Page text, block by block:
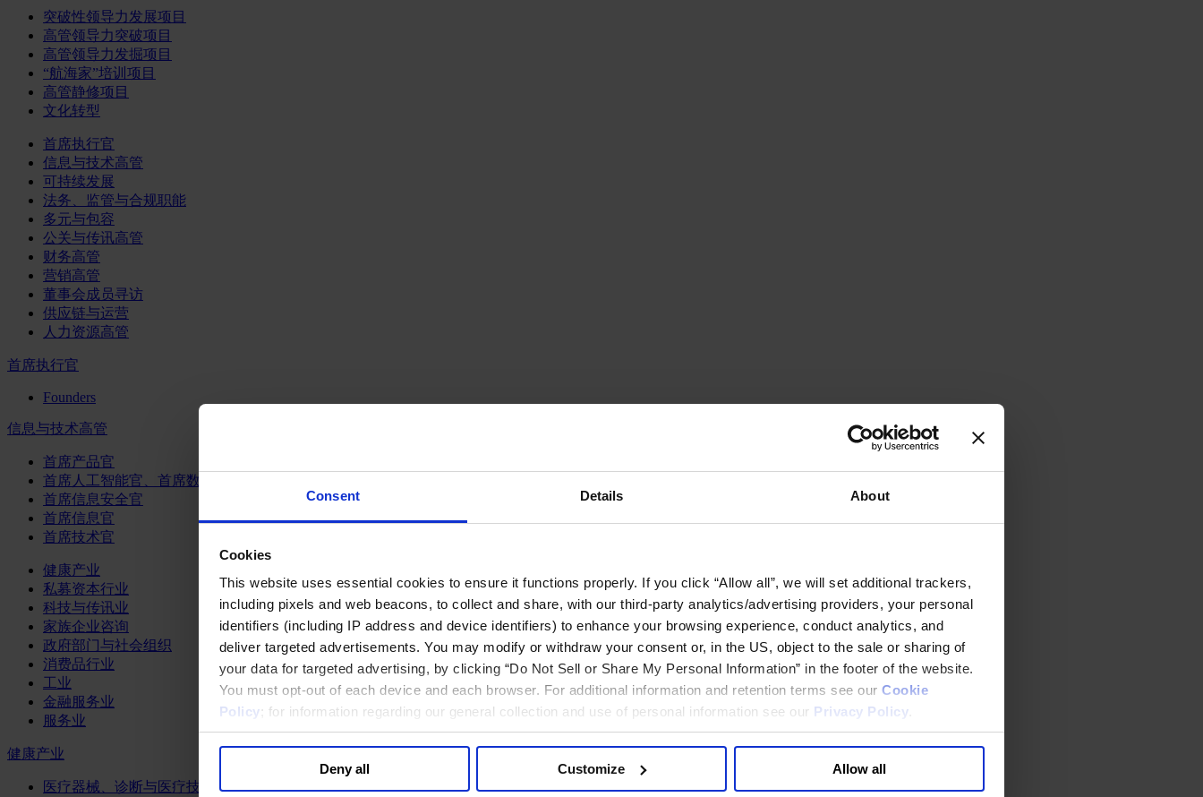
Consent Details About
Cookies
This website uses essential cookies to ensure it functions properly. If you click “Allow all”, we will set additional trackers,
including pixels and web beacons, to collect and share, with our third-party analytics/advertising providers, your personal
identifiers (including IP address and device identifiers) to enhance your browsing experience, conduct analytics, and
deliver targeted advertisements. You may modify or withdraw your consent or, in the US, object to the sale or sharing of
your data for targeted advertising, by clicking “Do Not Sell or Share My Personal Information” in the footer of the website.
You must opt-out of each device and each browser. For additional information and retention terms see our Cookie
Policy; for information regarding our general collection and use of personal information see our Privacy Policy
Deny all Customize Allow all
突破性领导力发展项目
高管领导力突破项目
高管领导力发掘项目
“航海家”培训项目
高管静修项目
文化转型
首席执行官
信息与技术高管
可持续发展
法务、监管与合规职能
多元与包容
公关与传讯高管
财务高管
营销高管
董事会成员寻访
供应链与运营
人力资源高管
首席执行官
Founders
信息与技术高管
首席产品官
首席人工智能官、首席数据官和首席数据解析官
首席信息安全官
首席信息官
首席技术官
健康产业
私募资本行业
科技与传讯业
家族企业咨询
政府部门与社会组织
消费品行业
工业
金融服务业
服务业
健康产业
医疗器械、诊断与医疗技术